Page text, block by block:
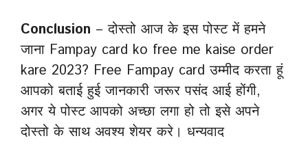
Conclusion – दोस्तो आज के इस पोस्ट में हमने
जाना Fampay card ko free me kaise order
kare 2023? Free Fampay card उम्मीद करता हूं
आपको बताई हुई जानकारी जरूर पसंद आई होंगी,
अगर ये पोस्ट आपको अच्छा लगा हो तो इसे अपने
दोस्तो के साथ अवश्य शेयर करे। धन्यवाद